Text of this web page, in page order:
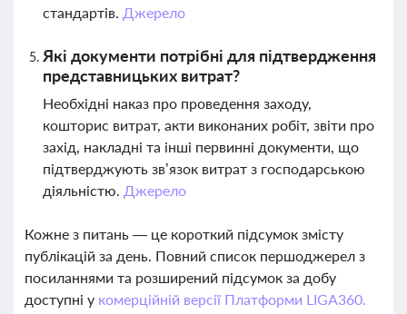
стандартів. Джерело
Які документи потрібні для підтвердження
представницьких витрат?
Необхідні наказ про проведення заходу,
кошторис витрат, акти виконаних робіт, звіти про
захід, накладні та інші первинні документи, що
підтверджують зв’язок витрат з господарською
діяльністю. Джерело
Кожне з питань — це короткий підсумок змісту
публікацій за день. Повний список першоджерел з
посиланнями та розширений підсумок за добу
доступні у комерційній версії Платформи LIGA360.